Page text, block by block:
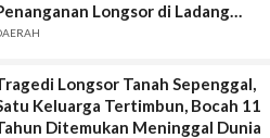
Longsor di Ladang
Longsor Tanah Sepenggal,
Keluarga Tertimbun, Bocah 11
Ditemukan Meninggal Dunia